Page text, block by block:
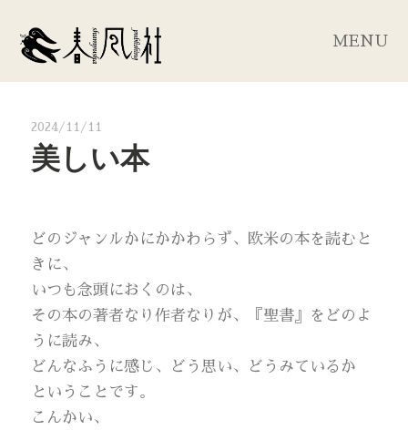
MENU
2024/11/11
美しい本
どのジャンルかにかかわらず、欧米の本を読むと
きに、
いつも念頭におくのは、
その本の著者なり作者なりが、『聖書』をどのよ
うに読み、
どんなふうに感じ、どう思い、どうみているか
ということです。
こんかい、